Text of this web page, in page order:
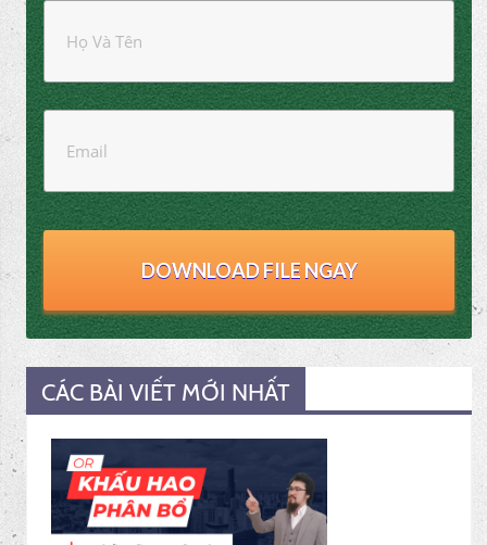
File excel báo cáo tài chính Full tính năng giúp bạn lập
báo cáo tài chính Nhanh chóng - Đơn giản - Chính xác